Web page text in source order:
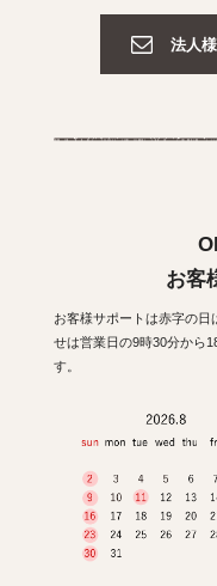
法人
お客
お客様サポートは赤字の
せは営業日の9時30分から
す。